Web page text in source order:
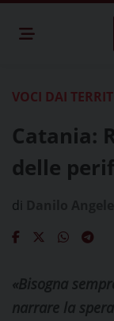
VOCI DAI
Catania:
delle
di
«Bisogna
narrare la